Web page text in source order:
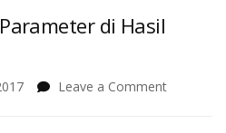
di Hasil
Leave a Commenton